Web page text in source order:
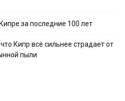
за последние 100 лет
Кипр всё сильнее страдает от
пыли